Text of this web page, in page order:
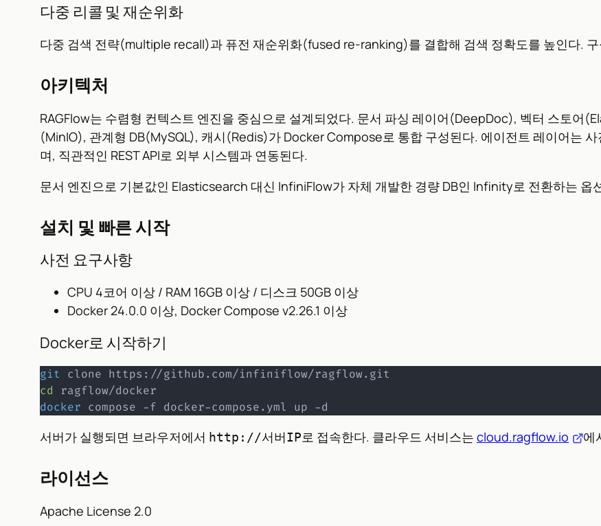
다중 리콜 및 재순위화
다중 검색 전략(multiple recall)과 퓨전 재순위화(fused re-ranking)를 결합해 검색 정확도를 높인다. 구
아키텍처
RAGFlow는 수렴형 컨텍스트 엔진을 중심으로 설계되었다. 문서 파싱 레이어(DeepDoc), 벡터 스토어
(MinIO), 관계형 DB(MySQL), 캐시(Redis)가 Docker Compose로 통합 구성된다. 에이전트 레이어는
며, 직관적인 REST API로 외부 시스템과 연동된다.
문서 엔진으로 기본값인 Elasticsearch 대신 InfiniFlow가 자체 개발한 경량 DB인 Infinity로 전환하는 옵
설치 및 빠른 시작
사전 요구사항
CPU 4코어 이상 / RAM 16GB 이상 / 디스크 50GB 이상
Docker 24.0.0 이상, Docker Compose v2.26.1 이상
Docker로 시작하기
git
cd
docker compose -f docker-compose.yml up -d
서버가 실행되면 브라우저에서 http://서버IP로 접속한다. 클라우드 서비스는 cloud.ragflow.io 에
라이선스
Apache License 2.0